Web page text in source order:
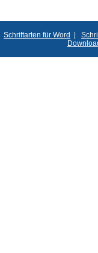
Schriftarten für Word |